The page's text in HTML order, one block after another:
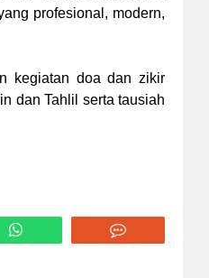
profesional, modern,
kegiatan doa dan zikir
dan Tahlil serta tausiah